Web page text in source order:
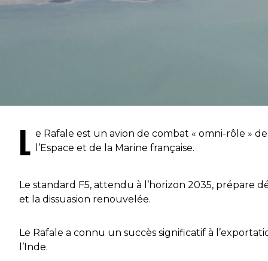
L e Rafale est un avion de combat « omni-rôle »
l’Espace et de la Marine française.
Le standard F5, attendu à l’horizon 2035, prépare
et la dissuasion renouvelée.
Le Rafale a connu un succès significatif à
l’Inde.